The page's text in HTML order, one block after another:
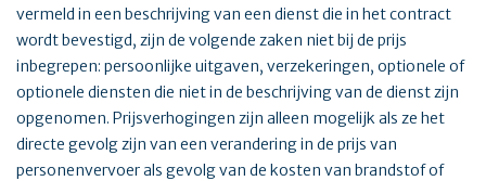
vermeld in een beschrijving van een dienst die in het contract
wordt bevestigd, zijn de volgende zaken niet bij de prijs
inbegrepen: persoonlijke uitgaven, verzekeringen, optionele of
optionele diensten die niet in de beschrijving van de dienst zijn
opgenomen. Prijsverhogingen zijn alleen mogelijk als ze het
directe gevolg zijn van een verandering in de prijs van
personenvervoer als gevolg van de kosten van brandstof of